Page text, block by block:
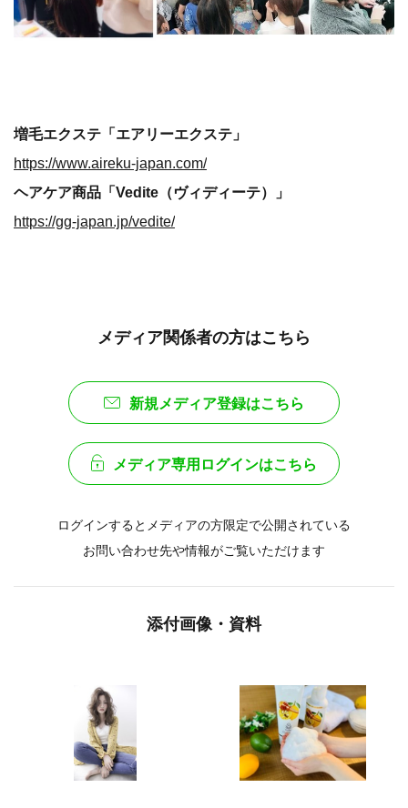
増毛エクステ「エアリーエクステ」
https://www.aireku-japan.com/
ヘアケア商品「Vedite（ヴィディーテ）」
https://gg-japan.jp/vedite/
メディア関係者の方はこちら
新規メディア登録はこちら
メディア専用ログインはこちら
ログインするとメディアの方限定で公開されている
お問い合わせ先や情報がご覧いただけます
添付画像・資料